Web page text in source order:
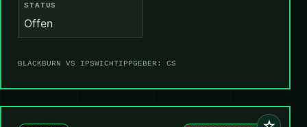
STATUS
Offen
BLACKBURN VS IPSWICHTIPPGEBER: CS